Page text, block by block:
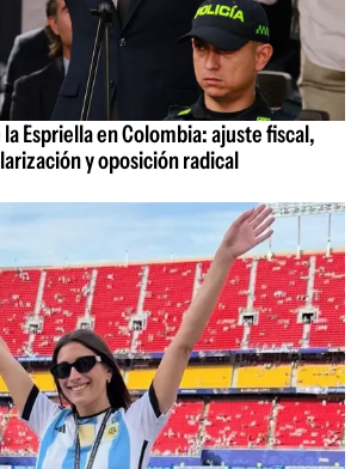
la Espriella en Colombia: ajuste fiscal,
y oposición radical